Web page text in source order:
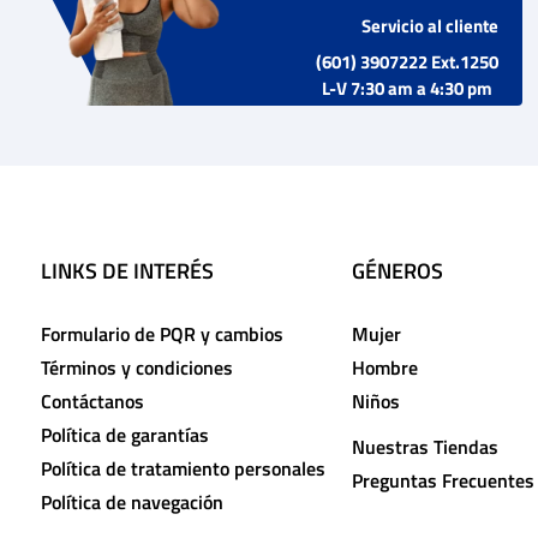
Servicio al cliente
(601) 3907222 Ext.1250
L-V 7:30 am a 4:30 pm
LINKS DE INTERÉS
Formulario de PQR y cambios
Términos y condiciones
Contáctanos
Política de garantías
Política de tratamiento personales
Política de navegación
GÉNEROS
Mujer
Hombre
Niños
Nuestras Tiendas
Preguntas Frecuentes